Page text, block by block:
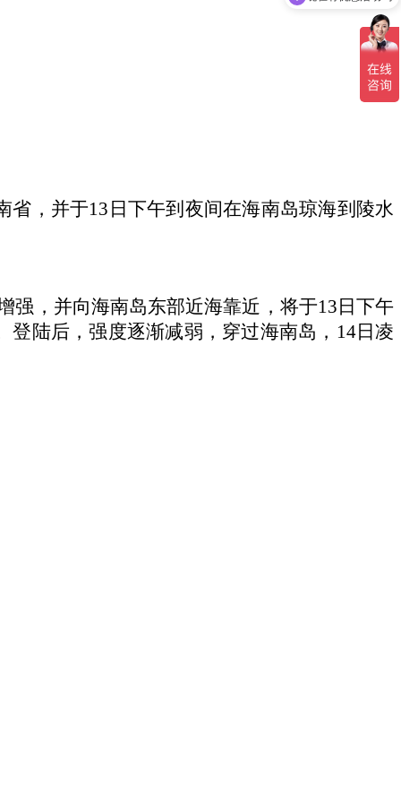
省，并于13日下午到夜间在海南岛琼海到陵水
强，并向海南岛东部近海靠近，将于13日下午
陆后，强度逐渐减弱，穿过海南岛，14日凌